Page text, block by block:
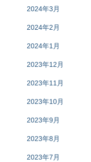
2024年3月
2024年2月
2024年1月
2023年12月
2023年11月
2023年10月
2023年9月
2023年8月
2023年7月